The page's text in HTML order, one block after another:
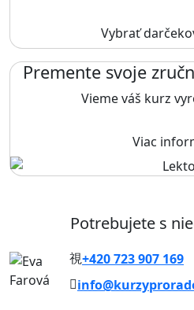
Vybrať
Premente svoje
Vieme váš kurz
Viac
Potrebujete s
+420 723 907 169